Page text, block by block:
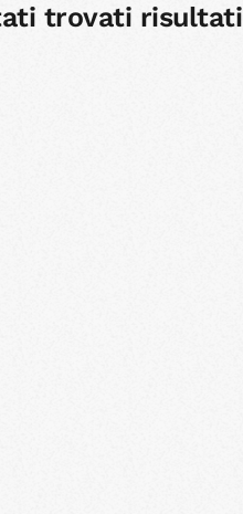
trovati risultati